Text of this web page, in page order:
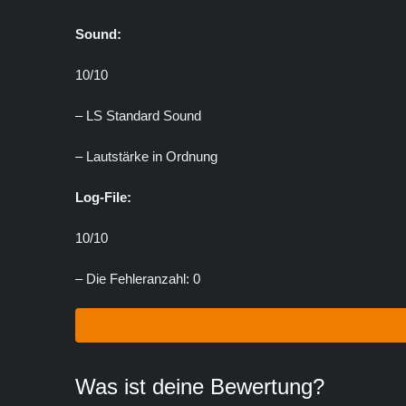
Sound:
10/10
– LS Standard Sound
– Lautstärke in Ordnung
Log-File:
10/10
– Die Fehleranzahl: 0
Was ist deine Bewertung?